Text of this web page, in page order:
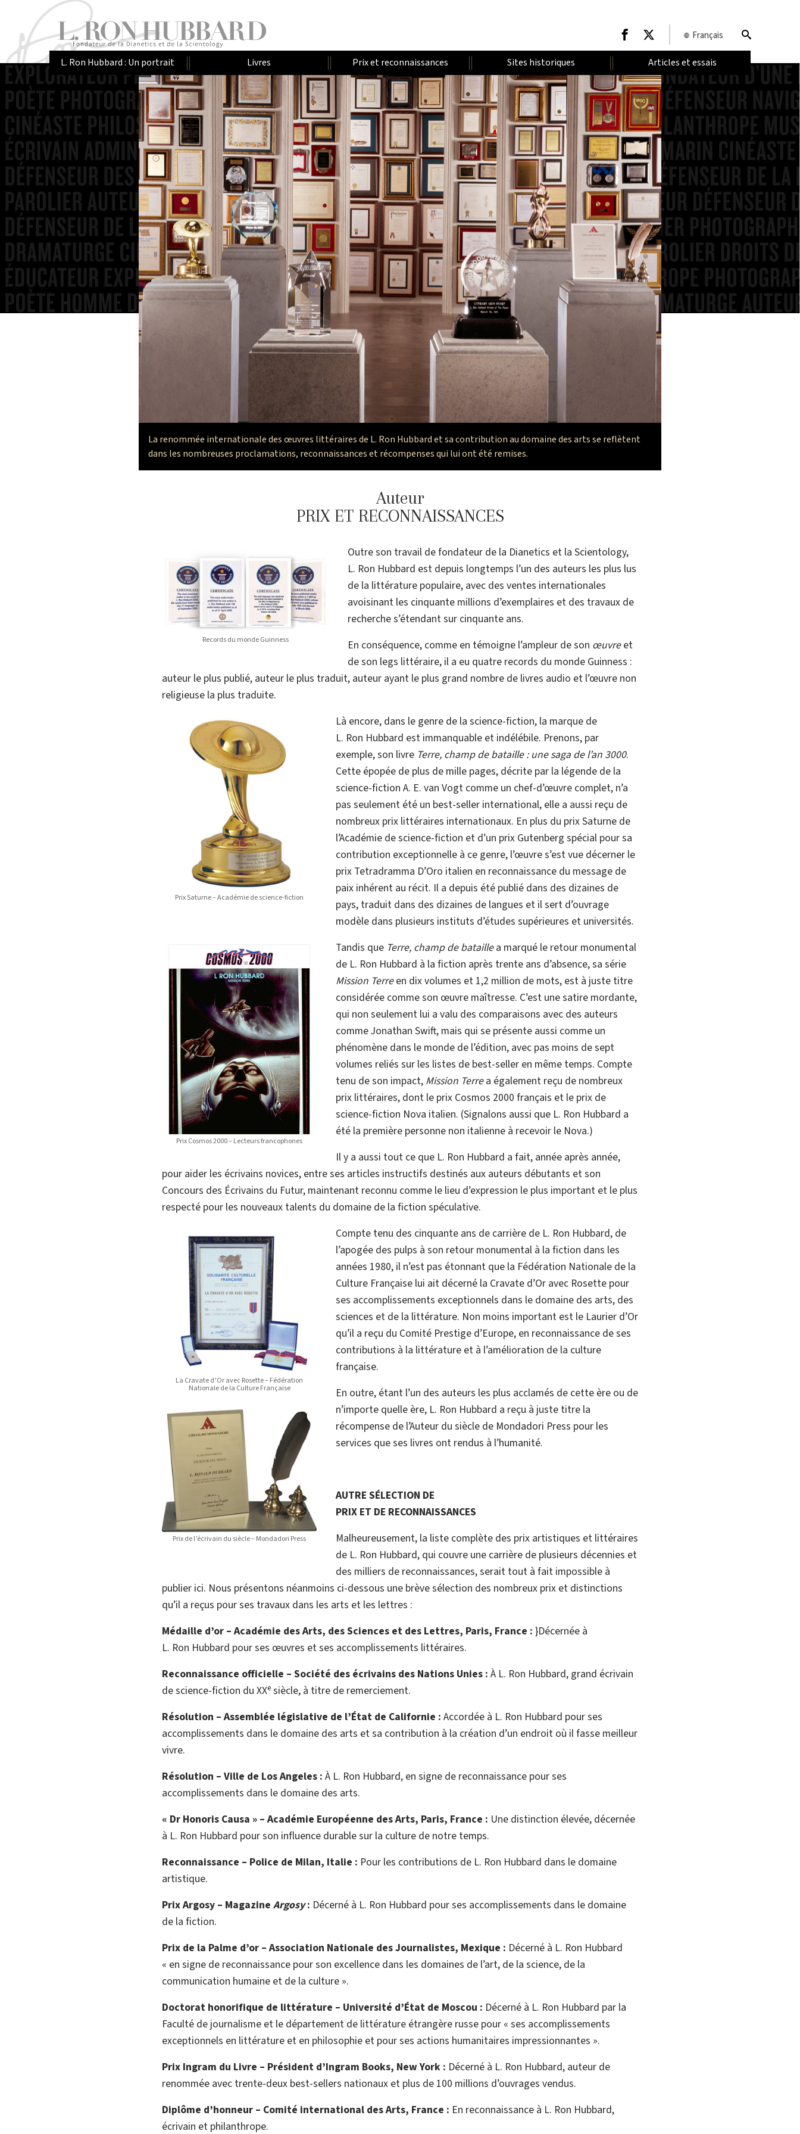
Français
L. Ron Hubbard : Un portrait Livres Prix et reconnaissances Sites historiques Articles et essais
La renommée internationale des œuvres littéraires de L. Ron Hubbard et sa contribution au domaine des arts se reflètent
dans les nombreuses proclamations, reconnaissances et récompenses qui lui ont été remises.
Auteur
PRIX ET RECONNAISSANCES
Records du monde Guinness
Outre son travail de fondateur de la Dianetics et la Scientology,
L. Ron Hubbard est depuis longtemps l’un des auteurs les plus lus
de la littérature populaire, avec des ventes internationales
avoisinant les cinquante millions d’exemplaires et des travaux de
recherche s’étendant sur cinquante ans.
En conséquence, comme en témoigne l’ampleur de son œuvreet
de son legs littéraire, il a eu quatre records du monde Guinness :
auteur le plus publié, auteur le plus traduit, auteur ayant le plus grand nombre de livres audio et l’œuvre non
religieuse la plus traduite.
Prix Saturne – Académie de science-fiction
Là encore, dans le genre de la science-fiction, la marque de
L. Ron Hubbard est immanquable et indélébile. Prenons, par
exemple, son livre Terre, champ de bataille : une saga de l’an 3000.
Cette épopée de plus de mille pages, décrite par la légende de la
science-fiction A. E. van Vogt comme un chef-d’œuvre complet, n’a
pas seulement été un best-seller international, elle a aussi reçu de
nombreux prix littéraires internationaux. En plus du prix Saturne de
l’Académie de science-fiction et d’un prix Gutenberg spécial pour sa
contribution exceptionnelle à ce genre, l’œuvre s’est vue décerner le
prix Tetradramma D’Oro italien en reconnaissance du message de
paix inhérent au récit. Il a depuis été publié dans des dizaines de
pays, traduit dans des dizaines de langues et il sert d’ouvrage
modèle dans plusieurs instituts d’études supérieures et universités.
Prix Cosmos 2000 – Lecteurs francophones
Tandis que Terre, champ de bataillea marqué le retour monumental
de L. Ron Hubbard à la fiction après trente ans d’absence, sa série
Mission Terreen dix volumes et 1,2 million de mots, est à juste titre
considérée comme son œuvre maîtresse. C’est une satire mordante,
qui non seulement lui a valu des comparaisons avec des auteurs
comme Jonathan Swift, mais qui se présente aussi comme un
phénomène dans le monde de l’édition, avec pas moins de sept
volumes reliés sur les listes de best-seller en même temps. Compte
tenu de son impact, Mission Terrea également reçu de nombreux
prix littéraires, dont le prix Cosmos 2000 français et le prix de
science-fiction Nova italien. (Signalons aussi que L. Ron Hubbard a
été la première personne non italienne à recevoir le Nova.)
Il y a aussi tout ce que L. Ron Hubbard a fait, année après année,
pour aider les écrivains novices, entre ses articles instructifs destinés aux auteurs débutants et son
Concours des Écrivains du Futur, maintenant reconnu comme le lieu d’expression le plus important et le plus
respecté pour les nouveaux talents du domaine de la fiction spéculative.
La Cravate d’Or avec Rosette – Fédération
Nationale de la Culture Française
Compte tenu des cinquante ans de carrière de L. Ron Hubbard, de
l’apogée des pulps à son retour monumental à la fiction dans les
années 1980, il n’est pas étonnant que la Fédération Nationale de la
Culture Française lui ait décerné la Cravate d’Or avec Rosette pour
ses accomplissements exceptionnels dans le domaine des arts, des
sciences et de la littérature. Non moins important est le Laurier d’Or
qu’il a reçu du Comité Prestige d’Europe, en reconnaissance de ses
contributions à la littérature et à l’amélioration de la culture
française.
Prix de l’écrivain du siècle – Mondadori Press
En outre, étant l’un des auteurs les plus acclamés de cette ère ou de
n’importe quelle ère, L. Ron Hubbard a reçu à juste titre la
récompense de l’Auteur du siècle de Mondadori Press pour les
services que ses livres ont rendus à l’humanité.
AUTRE SÉLECTION DE
PRIX ET DE RECONNAISSANCES
Malheureusement, la liste complète des prix artistiques et littéraires
de L. Ron Hubbard, qui couvre une carrière de plusieurs décennies et
des milliers de reconnaissances, serait tout à fait impossible à
publier ici. Nous présentons néanmoins ci-dessous une brève sélection des nombreux prix et distinctions
qu’il a reçus pour ses travaux dans les arts et les lettres :
Médaille d’or – Académie des Arts, des Sciences et des Lettres, Paris, France : }Décernée à
L. Ron Hubbard pour ses œuvres et ses accomplissements littéraires.
Reconnaissance officielle – Société des écrivains des Nations Unies : À L. Ron Hubbard, grand écrivain
de science-fiction du XXe siècle, à titre de remerciement.
Résolution –Assemblée législative de l’État de Californie : Accordée à L. Ron Hubbard pour ses
accomplissements dans le domaine des arts et sa contribution à la création d’un endroit où il fasse meilleur
vivre.
Résolution – Ville de Los Angeles : À L. Ron Hubbard, en signe de reconnaissance pour ses
accomplissements dans le domaine des arts.
« Dr Honoris Causa » –Académie Européenne des Arts, Paris, France : Une distinction élevée, décernée
à L. Ron Hubbard pour son influence durable sur la culture de notre temps.
Reconnaissance – Police de Milan, Italie : Pour les contributions de L. Ron Hubbard dans le domaine
artistique.
Prix Argosy – Magazine Argosy: Décerné à L. Ron Hubbard pour ses accomplissements dans le domaine
de la fiction.
Prix de la Palme d’or –Association Nationale des Journalistes, Mexique : Décerné à L. Ron Hubbard
« en signe de reconnaissance pour son excellence dans les domaines de l’art, de la science, de la
communication humaine et de la culture ».
Doctorat honorifique de littérature – Université d’État de Moscou : Décerné à L. Ron Hubbard par la
Faculté de journalisme et le département de littérature étrangère russe pour « ses accomplissements
exceptionnels en littérature et en philosophie et pour ses actions humanitaires impressionnantes ».
Prix Ingram du Livre – Président d’Ingram Books, New York : Décerné à L. Ron Hubbard, auteur de
renommée avec trente-deux best-sellers nationaux et plus de 100 millions d’ouvrages vendus.
Diplôme d’honneur – Comité international des Arts, France : En reconnaissance à L. Ron Hubbard,
écrivain et philanthrope.